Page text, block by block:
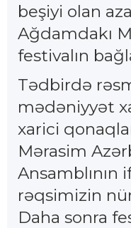
beşiyi olan
Ağdamdakı
festivalın
Tədbirdə
mədəniyyət
xarici
Mərasim
Ansamblının
rəqsimizin
Daha sonra